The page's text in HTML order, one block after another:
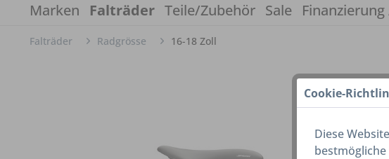
Marken Falträder Teile/Zubehör Sale
Falträder Radgrösse 16-18 Zoll
Cookie-
Diese